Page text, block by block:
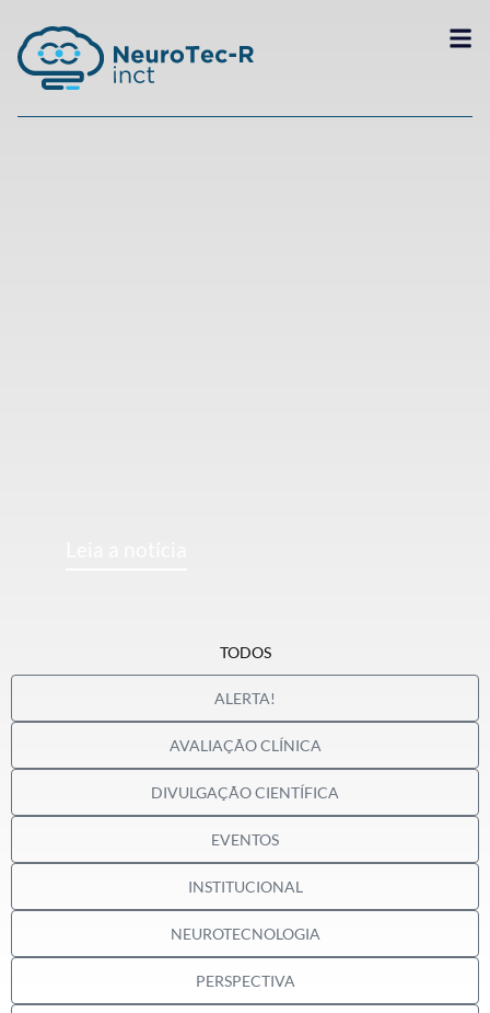
ALERTA!
AVALIAÇÃO CLÍNICA
DIVULGAÇÃO CIENTÍFICA
EVENTOS
INSTITUCIONAL
NEUROTECNOLOGIA
PERSPECTIVA
TODOS